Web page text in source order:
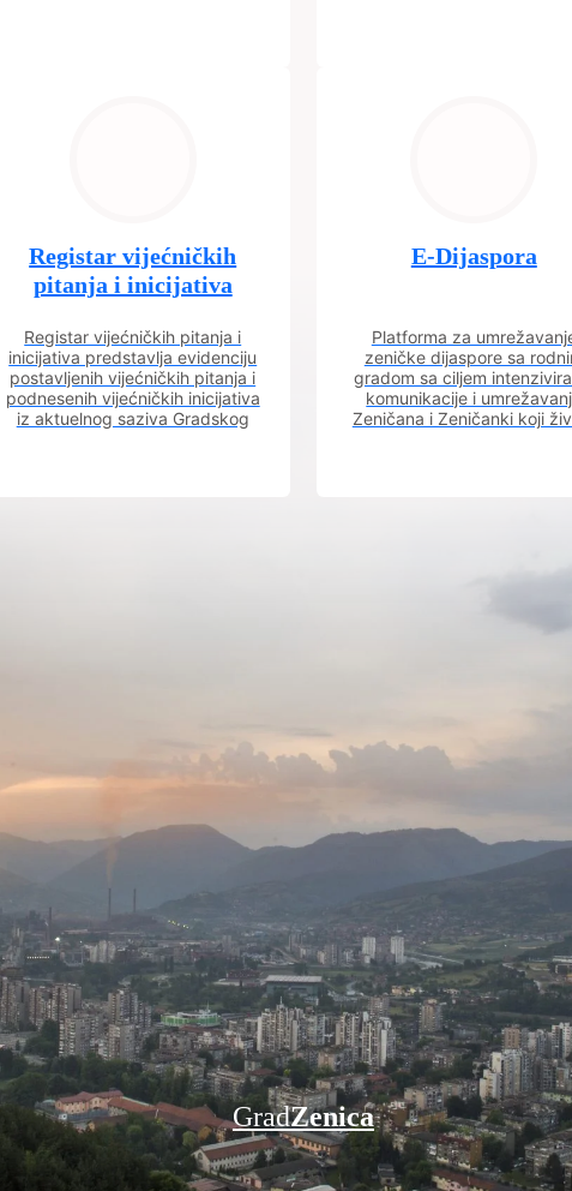
Registar vijećničkih
pitanja i inicijativa
Registar vijećničkih pitanja i
inicijativa predstavlja evidenciju
postavljenih vijećničkih pitanja i
podnesenih vijećničkih inicijativa
iz aktuelnog saziva Gradskog
E-Dijaspora
Platforma za
zeničke dijaspore sa
gradom sa ciljem
komunikacije i
Zeničana i Zeničanki koji
GradZenica